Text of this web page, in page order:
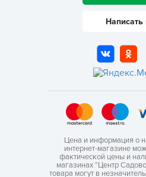
Написать
Цена и информация о
интернет-магазине
фактической цены и
магазинах “Центр
товара могут в